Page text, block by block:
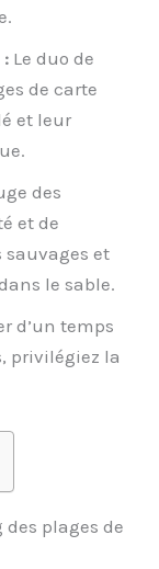
Le duo de
de carte
et leur
des
et de
et
le sable.
d’un temps
privilégiez la
des plages de